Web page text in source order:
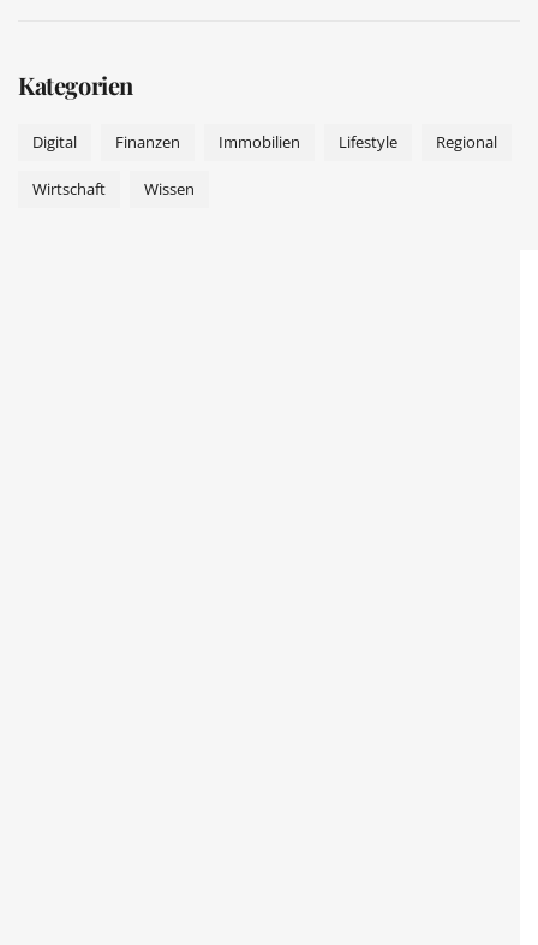
Kategorien
Digital Finanzen Immobilien Lifestyle Regional
Wirtschaft Wissen